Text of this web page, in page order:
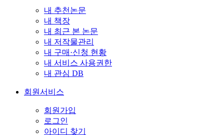
내 추천논문
내 책장
내 최근 본 논문
내 저작물관리
내 구매·신청 현황
내 서비스 사용권한
내 관심 DB
회원서비스
회원가입
로그인
아이디 찾기